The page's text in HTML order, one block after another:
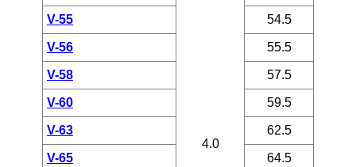
4.0
V-55 54.5
V-56 55.5
V-58 57.5
V-60 59.5
V-63 62.5
V-65 64.5